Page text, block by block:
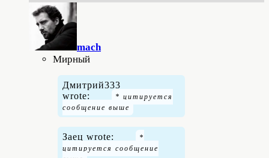
mach
Мирный
Дмитрий333
wrote:
Заец wrote: